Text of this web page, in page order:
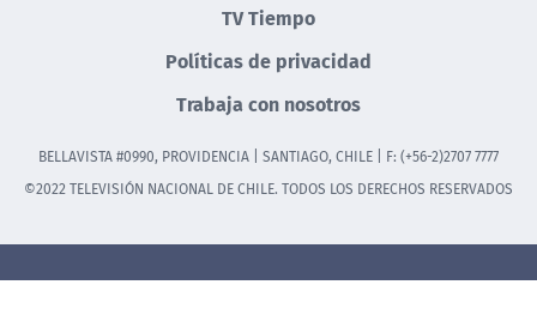
TV Tiempo
Políticas de privacidad
Trabaja con nosotros
BELLAVISTA #0990, PROVIDENCIA | SANTIAGO, CHILE | F: (+56-2)2707 7777
©2022 TELEVISIÓN NACIONAL DE CHILE. TODOS LOS DERECHOS RESERVADOS